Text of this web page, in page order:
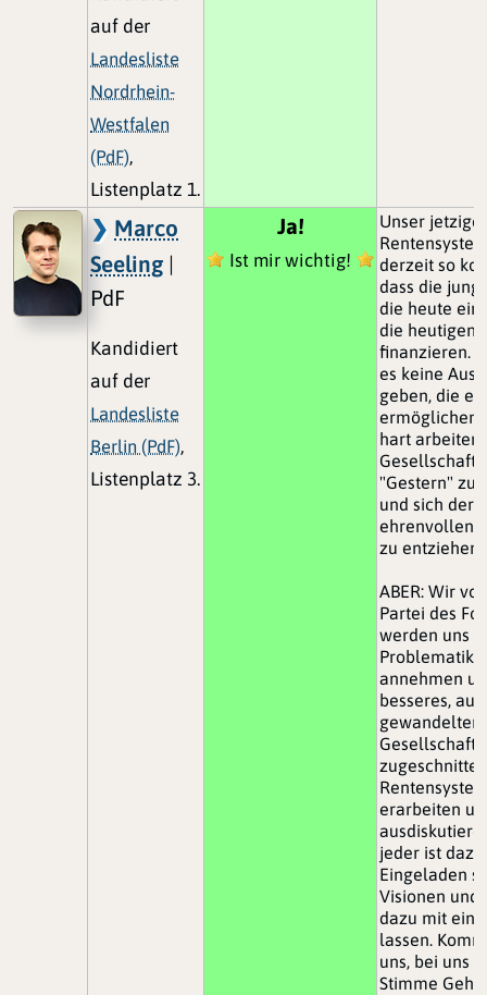
auf der
Landesliste
Nordrhein-
Westfalen
(PdF),
Listenplatz 1.
Marco
Seeling |
PdF
Kandidiert
auf der
Landesliste
Berlin (PdF),
Listenplatz 3.
Ja!
Ist mir wichtig!
Unser
derzeit so
dass die
die heute
die heutigen
finanzieren.
es keine
geben, die es
ermöglichen
hart
Gesellschaft
"Gestern" zu
und sich der
ehrenvollen
zu entziehen!
ABER: Wir
Partei des
werden uns
Problematik
annehmen
besseres, auf
gewandelten
Gesellschaft
erarbeiten
jeder ist
Eingeladen
Visionen und
dazu mit
lassen.
uns, bei uns
Stimme